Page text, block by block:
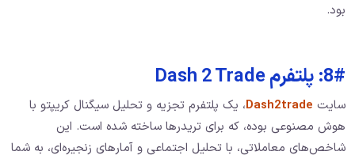
بود.
8#: پلتفرم Dash 2 Trade
سایت Dash2trade، یک پلتفرم تجزیه و تحلیل سیگنال کریپتو با
هوش مصنوعی بوده، که برای تریدرها ساخته شده است. این
شاخص‌های معاملاتی، با تحلیل اجتماعی و آمارهای زنجیره‌ای، به شما